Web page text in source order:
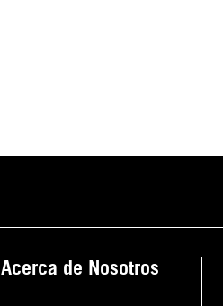
Acerca de Nosotros